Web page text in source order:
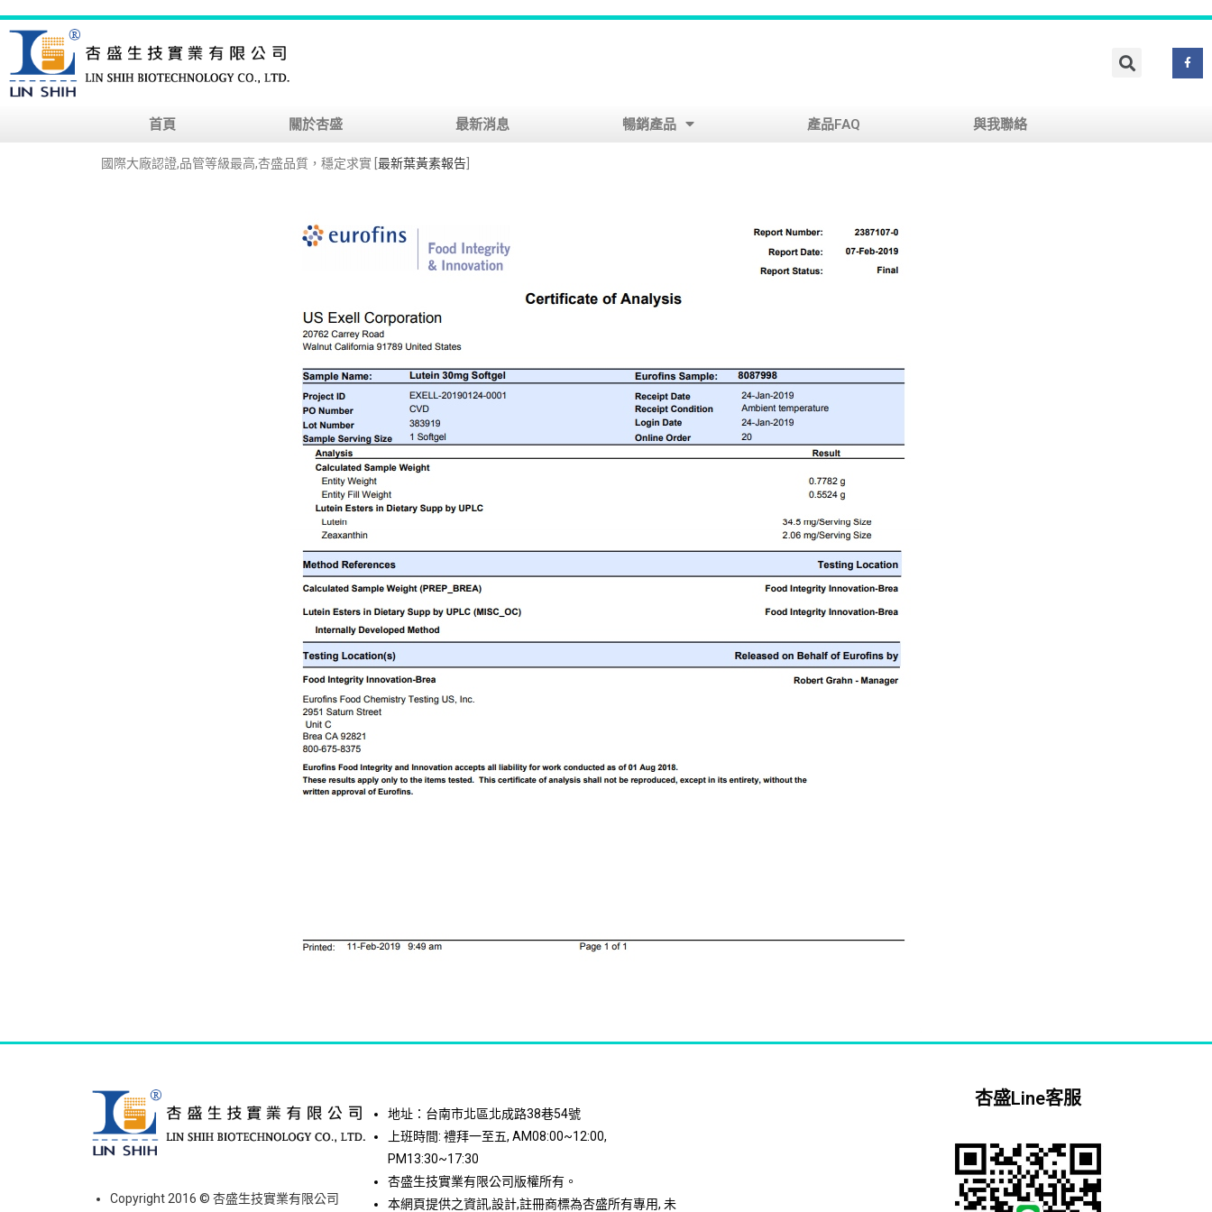
首頁 關於杏盛 最新消息 暢銷產品 產品FAQ 與我聯絡
國際大廠認證,品管等級最高,杏盛品質，穩定求實 [ 最新葉黃素報告
Copyright 2016 © 杏盛生技實業有限公司
地址：台南市北區北成路38巷54號
上班時間: 禮拜一至五, AM08:00~12:00,
PM13:30~17:30
杏盛生技實業有限公司版權所有。
本網頁提供之資訊,設計,註冊商標為杏盛所有專用, 未
杏盛Line客服